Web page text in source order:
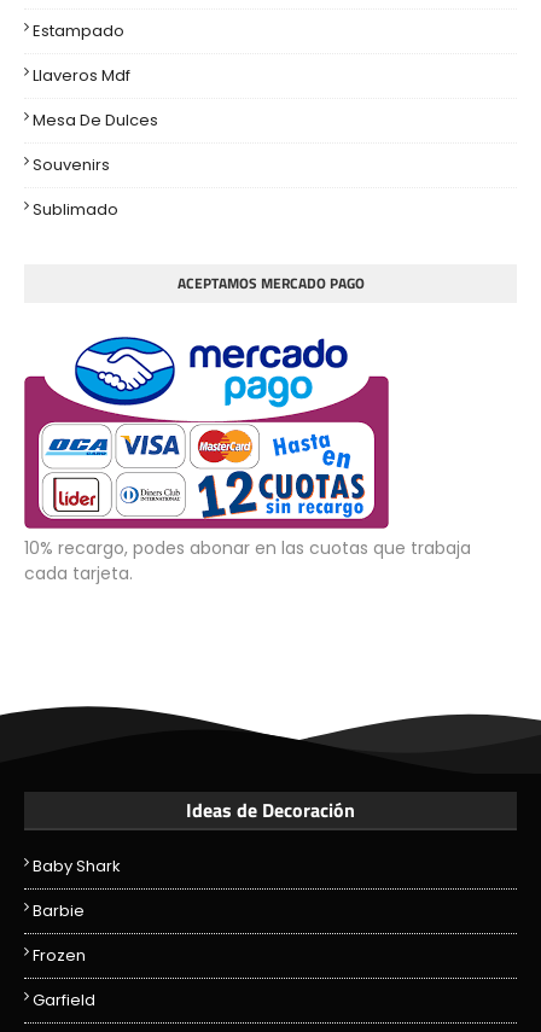
Estampado
Llaveros Mdf
Mesa De Dulces
Souvenirs
Sublimado
ACEPTAMOS MERCADO PAGO
10% recargo, podes abonar en las cuotas que trabaja
cada tarjeta.
Ideas de Decoración
Baby Shark
Barbie
Frozen
Garfield